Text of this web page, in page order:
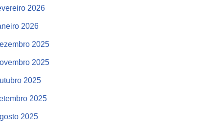
2026
2026
2025
2025
2025
2025
2025